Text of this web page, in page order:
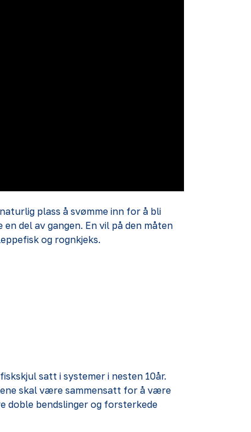
plass å svømme inn for å bli
del av gangen. En vil på den måten
og rognkjeks.
satt i systemer i nesten 10år.
skal være sammensatt for å være
doble bendslinger og forsterkede